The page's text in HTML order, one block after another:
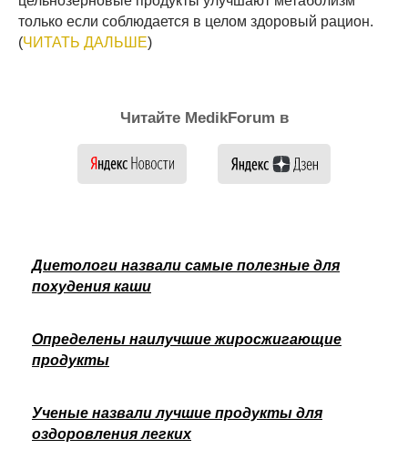
только если соблюдается в целом здоровый рацион.
(ЧИТАТЬ ДАЛЬШЕ)
Читайте MedikForum в
Диетологи назвали самые полезные для
похудения каши
Определены наилучшие жиросжигающие
продукты
Ученые назвали лучшие продукты для
оздоровления легких